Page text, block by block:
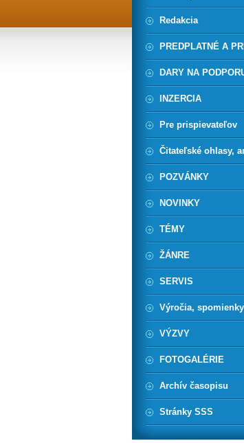
Redakcia
PREDPLATNÉ A
DARY NA
INZERCIA
Pre prispievateľov
Čitateľské ohlasy,
POZVÁNKY
NOVINKY
TÉMY
ŽÁNRE
SERVIS
Výročia, spomienky
VÝZVY
FOTOGALÉRIE
Archív časopisu
Stránky SSS